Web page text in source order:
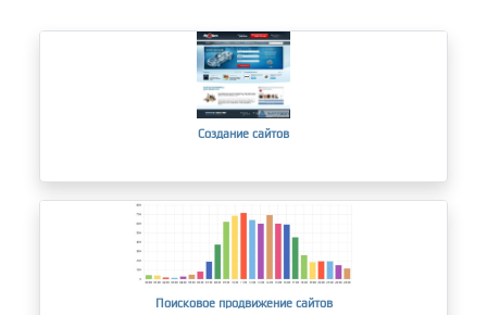
Создание сайтов
Поисковое продвижение сайтов